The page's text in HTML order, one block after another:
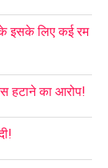
इसके लिए कई रम
हटाने का आरोप!